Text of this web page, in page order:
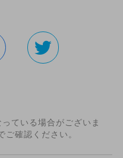
ている場合がございま
確認ください。